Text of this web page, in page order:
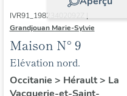
IVR91_19823402092Z |
Grandjouan Marie-Sylvie
Maison N° 9
Elévation nord.
Occitanie > Hérault> La